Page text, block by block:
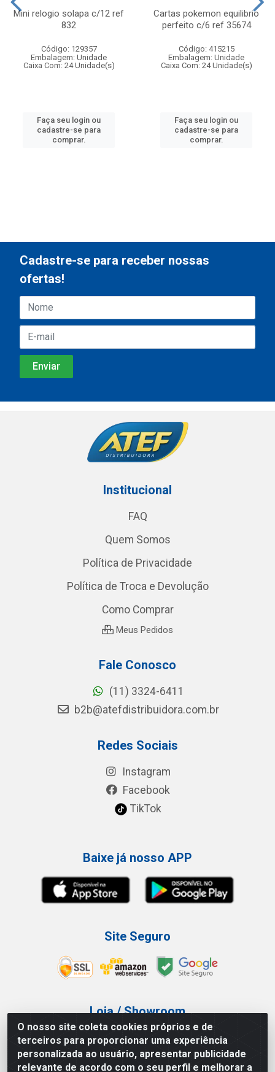
Mini relogio solapa c/12 ref
832
Código: 129357
Embalagem: Unidade
Caixa Com: 24 Unidade(s)
Faça seu login ou
cadastre-se para
comprar.
Cartas pokemon equilibrio
perfeito c/6 ref 35674
Código: 415215
Embalagem: Unidade
Caixa Com: 24 Unidade(s)
Faça seu login ou
cadastre-se para
comprar.
O nosso site coleta cookies próprios e de
terceiros para proporcionar uma experiência
personalizada ao usuário, apresentar publicidade
relevante de acordo com o seu perfil e melhorar a
Cadastre-se para receber nossas
ofertas!
Institucional
FAQ
Quem Somos
Política de Privacidade
Política de Troca e Devolução
Como Comprar
Meus Pedidos
Fale Conosco
(11) 3324-6411
b2b@atefdistribuidora.com.br
Redes Sociais
Instagram
Facebook
TikTok
Baixe já nosso APP
Site Seguro
Loja / Showroom
Tel.: (11) 3227-0546
Av Vautier, 587/597 - Pari - São Paulo/SP